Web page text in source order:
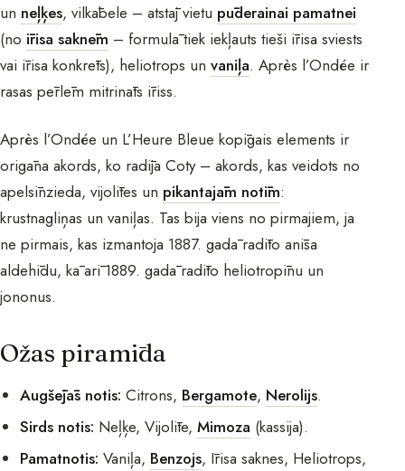
un neļķes, vilkābele – atstāj vietu pūderainai pamatnei
(no īrisa saknēm – formulā tiek iekļauts tieši īrisa sviests
vai īrisa konkrēts), heliotrops un vaniļa. Après l’Ondée ir
rasas pērlēm mitrināts īriss.
Après l’Ondée un L’Heure Bleue kopīgais elements ir
origāna akords, ko radīja Coty – akords, kas veidots no
apelsīnzieda, vijolītes un pikantajām notīm:
krustnagliņas un vaniļas. Tas bija viens no pirmajiem, ja
ne pirmais, kas izmantoja 1887. gadā radīto anīsa
aldehīdu, kā arī 1889. gadā radīto heliotropīnu un
jononus.
Ožas piramīda
Augšējās notis: Citrons, Bergamote, Nerolijs.
Sirds notis: Neļķe, Vijolīte,Mimoza (kassija).
Pamatnotis: Vaniļa, Benzojs, Īrisa saknes, Heliotrops,